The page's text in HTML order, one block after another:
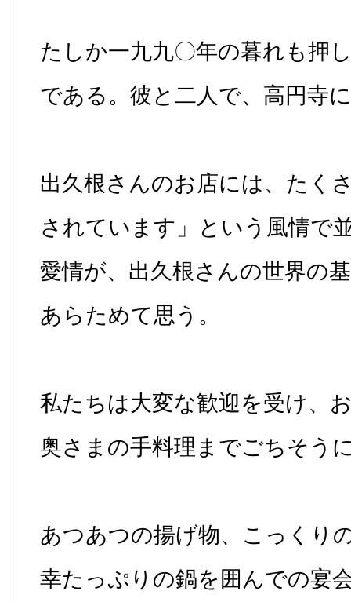
たしか一九九〇年の暮れも押
である。彼と二人で、高円寺
出久根さんのお店には、たく
されています」という風情で
愛情が、出久根さんの世界の
あらためて思う。
私たちは大変な歓迎を受け、
奥さまの手料理までごちそう
あつあつの揚げ物、こっくり
幸たっぷりの鍋を囲んでの宴